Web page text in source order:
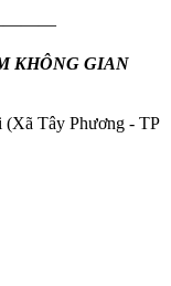
KHÔNG GIAN
Tây Phương - TP